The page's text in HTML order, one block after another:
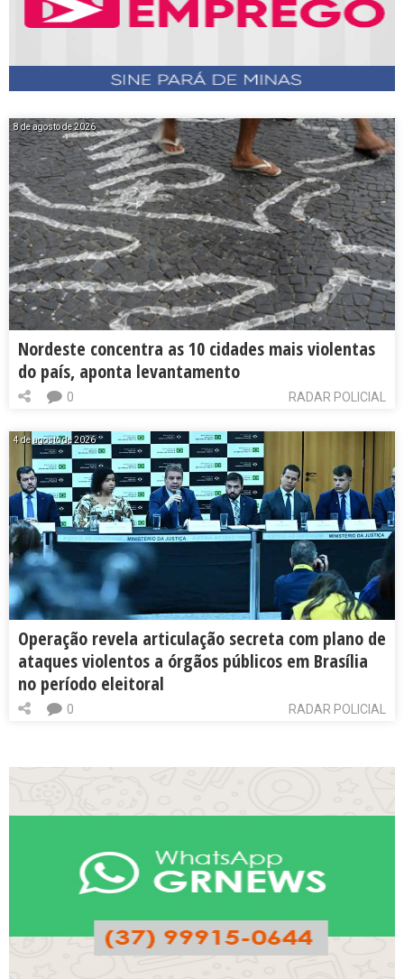
8 de agosto de 2026
Nordeste concentra as 10 cidades mais violentas
do país, aponta levantamento
RADAR POLICIAL
0
4 de agosto de 2026
Operação revela articulação secreta com plano de
ataques violentos a órgãos públicos em Brasília
no período eleitoral
RADAR POLICIAL
0